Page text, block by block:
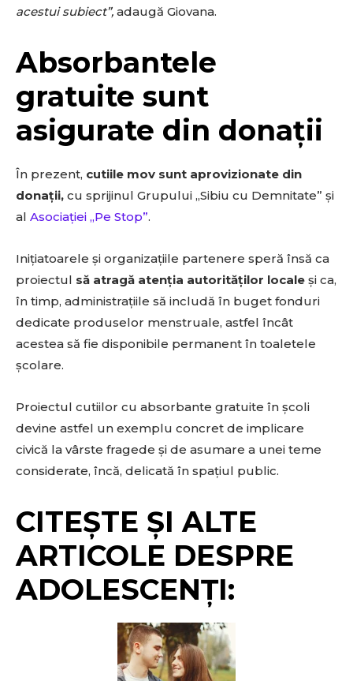
acestui subiect”, adaugă Giovana.
Absorbantele
gratuite sunt
asigurate din donații
În prezent, cutiile mov sunt aprovizionate din
donații, cu sprijinul Grupului „Sibiu cu Demnitate” și
al Asociației „Pe Stop”.
Inițiatoarele și organizațiile partenere speră însă ca
proiectul să atragă atenția autorităților locale și ca,
în timp, administrațiile să includă în buget fonduri
dedicate produselor menstruale, astfel încât
acestea să fie disponibile permanent în toaletele
școlare.
Proiectul cutiilor cu absorbante gratuite în școli
devine astfel un exemplu concret de implicare
civică la vârste fragede și de asumare a unei teme
considerate, încă, delicată în spațiul public.
CITEȘTE ȘI ALTE
ARTICOLE DESPRE
ADOLESCENȚI: